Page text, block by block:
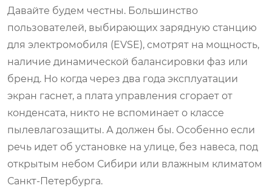
Давайте будем честны. Большинство
пользователей, выбирающих зарядную станцию
для электромобиля (EVSE), смотрят на мощность,
наличие динамической балансировки фаз или
бренд. Но когда через два года эксплуатации
экран гаснет, а плата управления сгорает от
конденсата, никто не вспоминает о классе
пылевлагозащиты. А должен бы. Особенно если
речь идет об установке на улице, без навеса, под
открытым небом Сибири или влажным климатом
Санкт-Петербурга.